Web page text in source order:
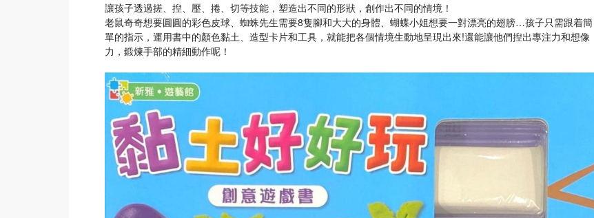
讓孩子透過搓、揑、壓、捲、切等技能，塑造出不同的形狀，創作出不同的情境！
老鼠奇奇想要圓圓的彩色皮球、蜘蛛先生需要8隻腳和大大的身體、蝴蝶小姐想要一對漂亮的翅膀…孩子只需跟着簡
單的指示，運用書中的顏色黏土、造型卡片和工具，就能把各個情境生動地呈現出來!還能讓他們揑出專注力和想像
力，鍛煉手部的精細動作呢！